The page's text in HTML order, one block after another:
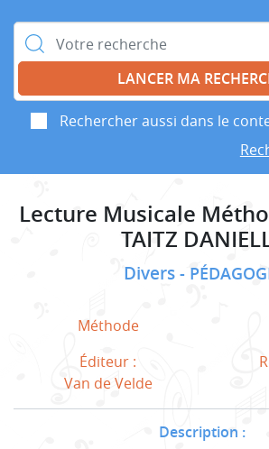
Rechercher :
Rechercher aussi dans le
Lecture Musicale
TAITZ
Divers
Méthode
Éditeur :
Van de Velde
Description :